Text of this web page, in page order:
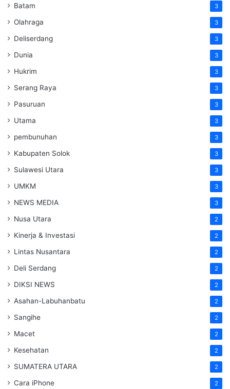
Batam 3
Olahraga 3
Deliserdang 3
Dunia 3
Hukrim 3
Serang Raya 3
Pasuruan 3
Utama 3
pembunuhan 3
Kabupaten Solok 3
Sulawesi Utara 3
UMKM 3
NEWS MEDIA 3
Nusa Utara 2
Kinerja & Investasi 2
Lintas Nusantara 2
Deli Serdang 2
DIKSI NEWS 2
Asahan-Labuhanbatu 2
Sangihe 2
Macet 2
Kesehatan 2
SUMATERA UTARA 2
Cara iPhone 2